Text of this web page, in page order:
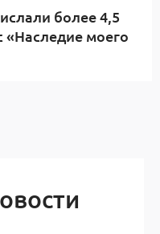
более 4,5
«Наследие моего